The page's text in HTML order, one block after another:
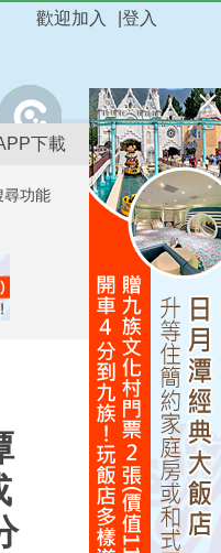
登入
歡迎加入
下載
尋功能